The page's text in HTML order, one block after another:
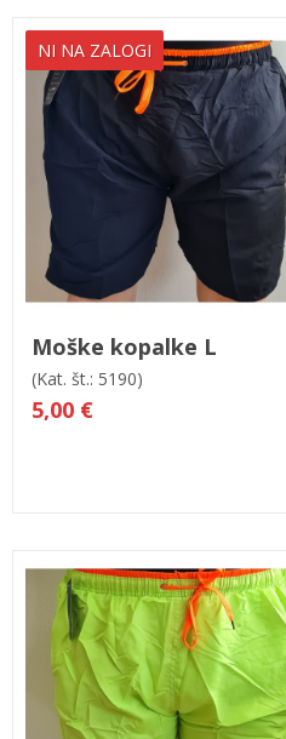
NI NA ZALOGI
Moške kopalke L
(Kat. št.: 5190)
5,00 €